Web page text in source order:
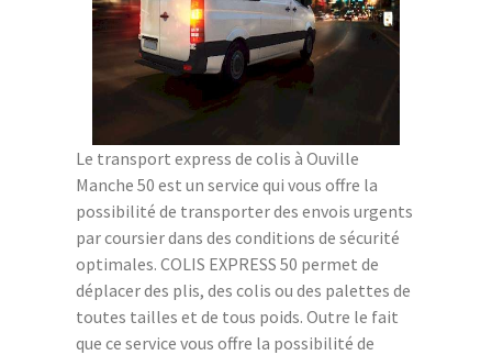
Le transport express de colis à Ouville
Manche 50 est un service qui vous offre la
possibilité de transporter des envois urgents
par coursier dans des conditions de sécurité
optimales. COLIS EXPRESS 50 permet de
déplacer des plis, des colis ou des palettes de
toutes tailles et de tous poids. Outre le fait
que ce service vous offre la possibilité de